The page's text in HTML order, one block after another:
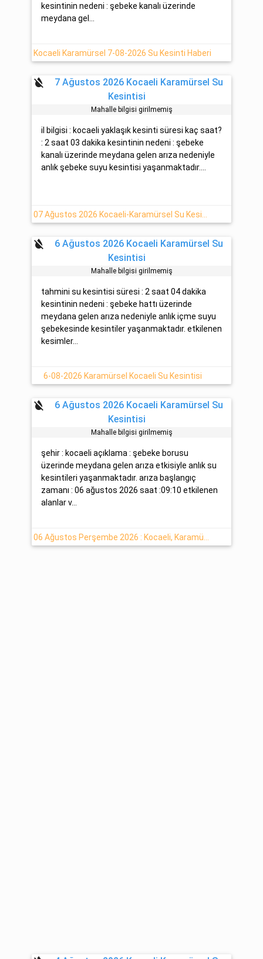
kesintinin nedeni : şebeke kanalı üzerinde
meydana gel...
Kocaeli Karamürsel 7-08-2026 Su Kesinti Haberi
format_color_reset
7 Ağustos 2026 Kocaeli Karamürsel Su
Kesintisi
Mahalle bilgisi girilmemiş
il bilgisi : kocaeli yaklaşık kesinti süresi kaç saat?
: 2 saat 03 dakika kesintinin nedeni : şebeke
kanalı üzerinde meydana gelen arıza nedeniyle
anlık şebeke suyu kesintisi yaşanmaktadır....
format_color_reset
6 Ağustos 2026 Kocaeli Karamürsel Su
Kesintisi
Mahalle bilgisi girilmemiş
tahmini su kesintisi süresi : 2 saat 04 dakika
kesintinin nedeni : şebeke hattı üzerinde
meydana gelen arıza nedeniyle anlık içme suyu
şebekesinde kesintiler yaşanmaktadır. etkilenen
kesimler...
6-08-2026 Karamürsel Kocaeli Su Kesintisi
format_color_reset
6 Ağustos 2026 Kocaeli Karamürsel Su
Kesintisi
Mahalle bilgisi girilmemiş
şehir : kocaeli açıklama : şebeke borusu
üzerinde meydana gelen arıza etkisiyle anlık su
kesintileri yaşanmaktadır. arıza başlangıç
zamanı : 06 ağustos 2026 saat :09:10 etkilenen
alanlar v...